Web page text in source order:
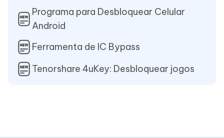
Programa para Desbloquear Celular
Android
Ferramenta de IC Bypass
Tenorshare 4uKey: Desbloquear jogos